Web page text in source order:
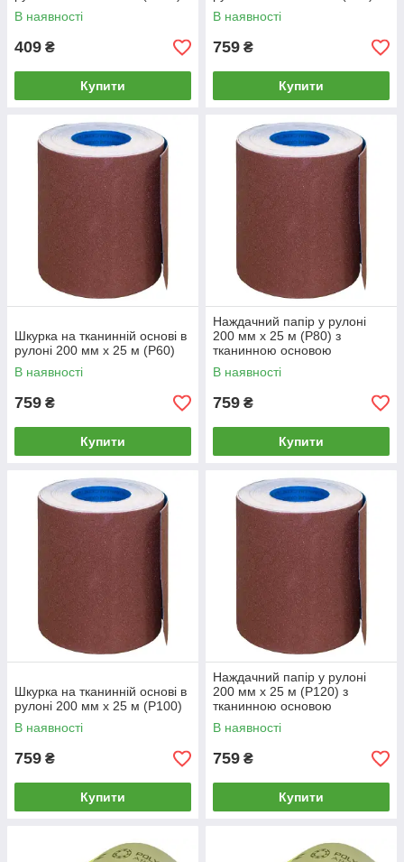
В наявності
409 ₴
Купити
В наявності
759 ₴
Купити
Шкурка на тканинній основі в
рулоні 200 мм х 25 м (P60)
В наявності
759 ₴
Купити
Наждачний папір у рулоні
200 мм х 25 м (P80) з
тканинною основою
В наявності
759 ₴
Купити
Шкурка на тканинній основі в
рулоні 200 мм х 25 м (P100)
В наявності
759 ₴
Купити
Наждачний папір у рулоні
200 мм х 25 м (P120) з
тканинною основою
В наявності
759 ₴
Купити